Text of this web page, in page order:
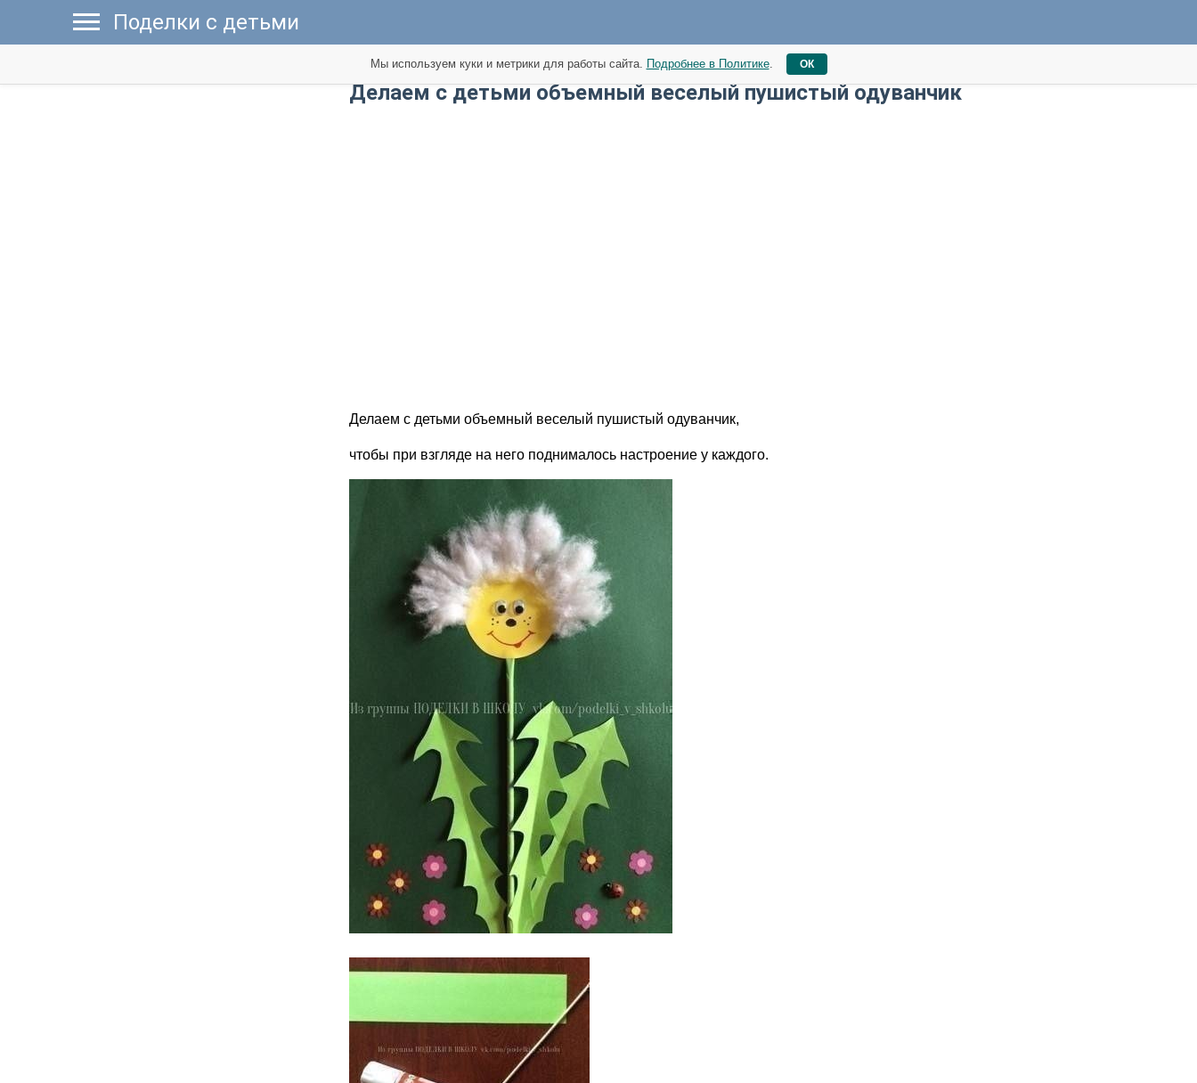
Поделки с детьми
​Делаем с детьми объемный веселый пушистый одуванчик
Делаем с детьми объемный веселый пушистый одуванчик,
чтобы при взгляде на него поднималось настроение у каждого.
Мы используем куки и метрики для работы сайта. Подробнее в Политике. ОК